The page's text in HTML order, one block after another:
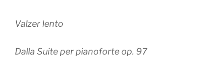
Valzer lento
Dalla Suite per pianoforte op. 97